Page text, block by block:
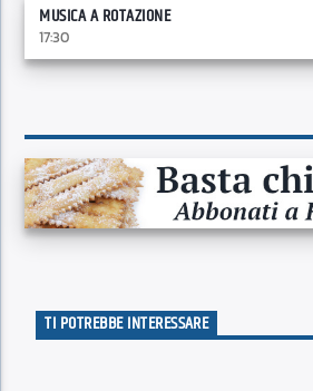
MUSICA A ROTAZIONE
17:30
TI POTREBBE INTERESSARE